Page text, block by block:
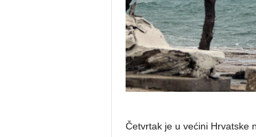
Četvrtak je u većini Hrvatske